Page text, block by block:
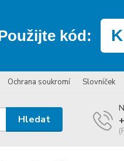
kód:
Ochrana soukromí Slovníček
Hledat